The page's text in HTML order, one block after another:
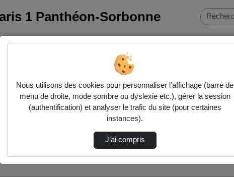
1 Panthéon-Sorbonne
ci-dessous. Consultez les options pour ajuster les résultats.
Nous utilisons des cookies pour personnaliser l’affichage (barre de
menu de droite, mode sombre ou dyslexie etc.), gérer la session
(authentification) et analyser le trafic du site (pour certaines
instances).
J’ai compris